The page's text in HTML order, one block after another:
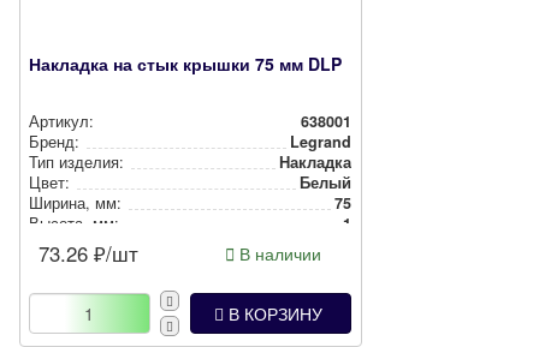
Накладка на стык крышки 75 мм DLP
Артикул:
638001
Бренд:
Legrand
Тип изделия:
Накладка
Цвет:
Белый
Ширина, мм:
75
Высота, мм:
-1
73.26 ₽/шт В наличии
В КОРЗИНУ